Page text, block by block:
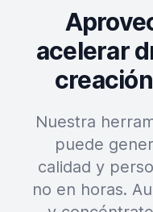
acelerar
Nuestra
puede
calidad y
no en horas.